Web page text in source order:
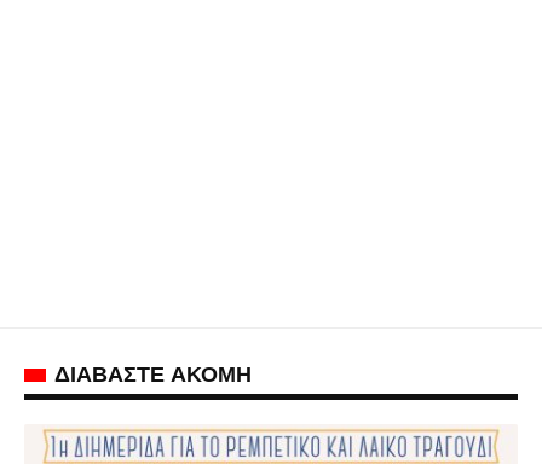
ΔΙΑΒΑΣΤΕ ΑΚΟΜΗ